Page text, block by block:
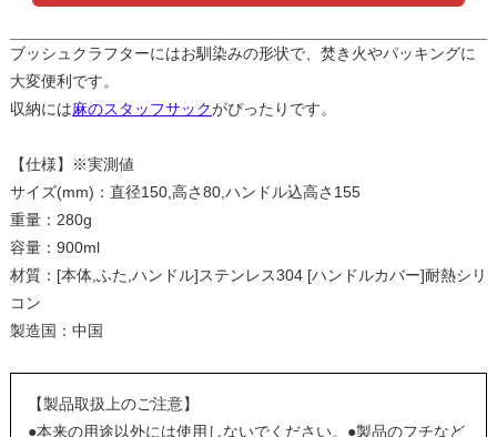
ブッシュクラフターにはお馴染みの形状で、焚き火やパッキングに
大変便利です。
収納には麻のスタッフサックがぴったりです。
【仕様】※実測値
サイズ(mm)：直径150,高さ80,ハンドル込高さ155
重量：280g
容量：900ml
材質：[本体,ふた,ハンドル]ステンレス304 [ハンドルカバー]耐熱シリ
コン
製造国：中国
【製品取扱上のご注意】
●本来の用途以外には使用しないでください。●製品のフチなど